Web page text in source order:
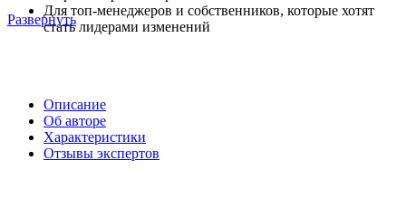
Для топ-менеджеров и собственников, которые хотят
стать лидерами изменений
Развернуть
Описание
Об авторе
Характеристики
Отзывы экспертов